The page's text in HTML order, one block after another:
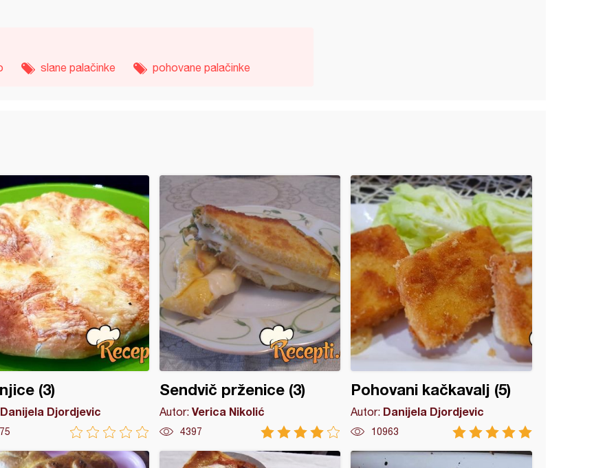
slane palačinke pohovane palačinke
(3)
Danijela Djordjevic
Sendvič prženice (3)
Autor: Verica Nikolić
4397
Pohovani kačkavalj (5)
Autor: Danijela Djordjevic
10963